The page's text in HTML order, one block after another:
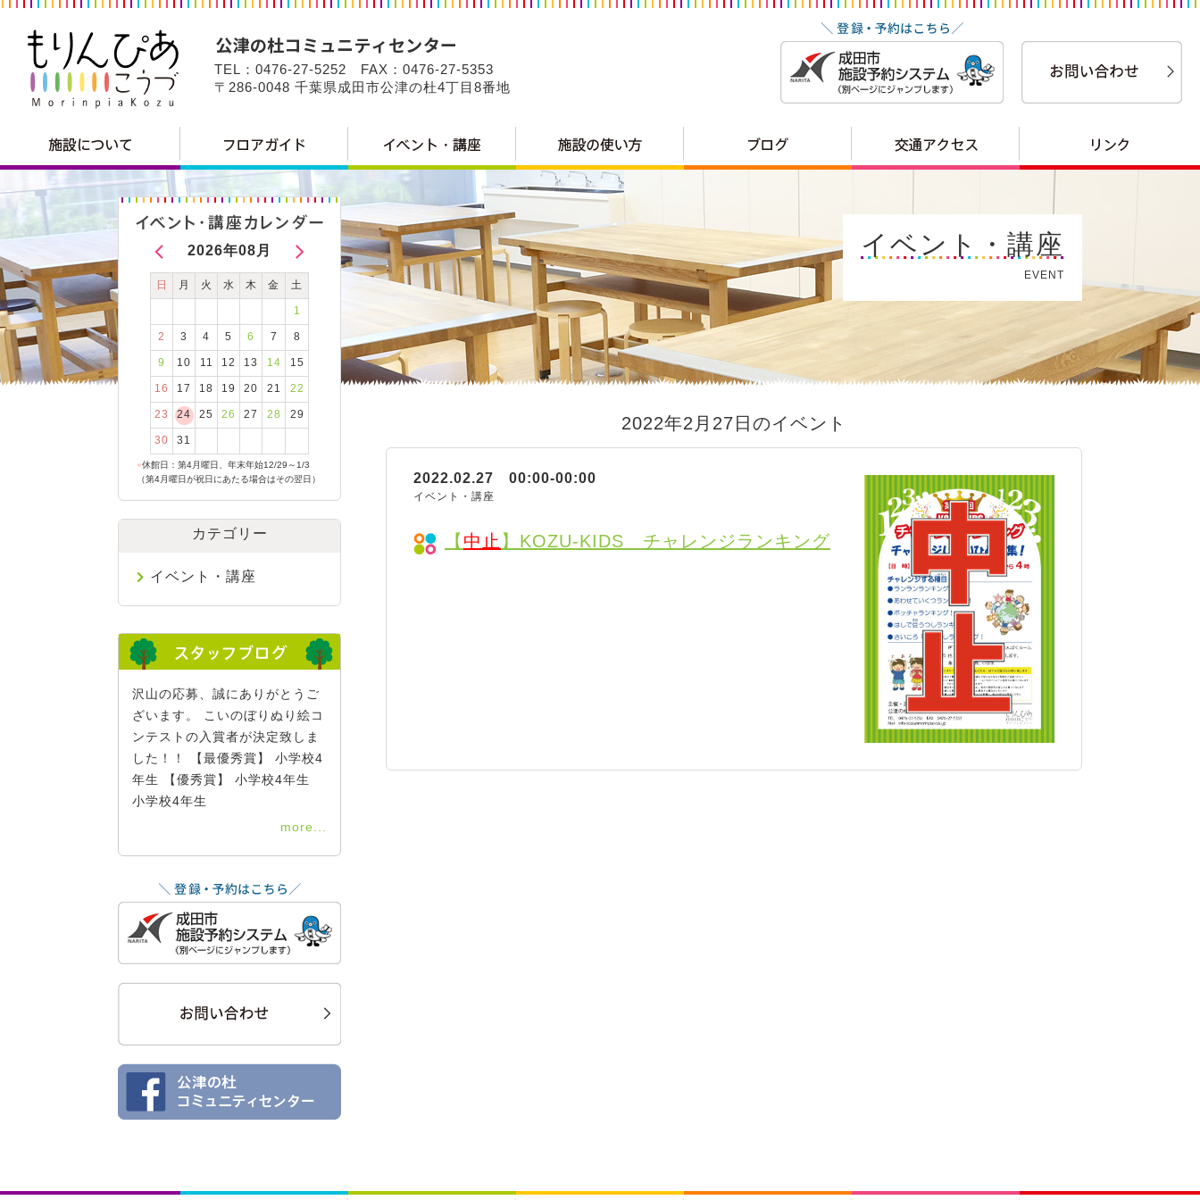
TEL：0476-27-5252 FAX：0476-27-5353
〒286-0048 千葉県成田市公津の杜4丁目8番地
イベント・講座
EVENT
2022年2月27日のイベント
【 中止 】KOZU-KIDS チャレンジランキング
2022.02.27 00:00-00:00
イベント・講座
2026年08月
日 月 火 水 木 金 土
1
2 3 4 5 6 7 8
9 10 11 12 13 14 15
16 17 18 19 20 21 22
23 24 25 26 27 28 29
30 31
●休館日：第4月曜日、年末年始12/29～1/3
（第4月曜日が祝日にあたる場合はその翌日）
カテゴリー
イベント・講座
沢山の応募、誠にありがとうご
ざいます。 こいのぼりぬり絵コ
ンテストの入賞者が決定致しま
した！！ 【最優秀賞】 小学校4
年生 【優秀賞】 小学校4年生
小学校4年生
more...